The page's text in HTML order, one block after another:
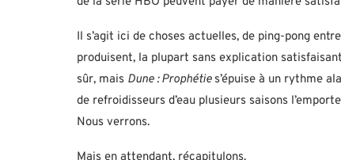
Il s’agit ici de choses actuelles, de ping-pong
produisent, la plupart sans explication
sûr, mais Dune : Prophétie s’épuise à un rythme
de refroidisseurs d’eau plusieurs saisons
Nous verrons.